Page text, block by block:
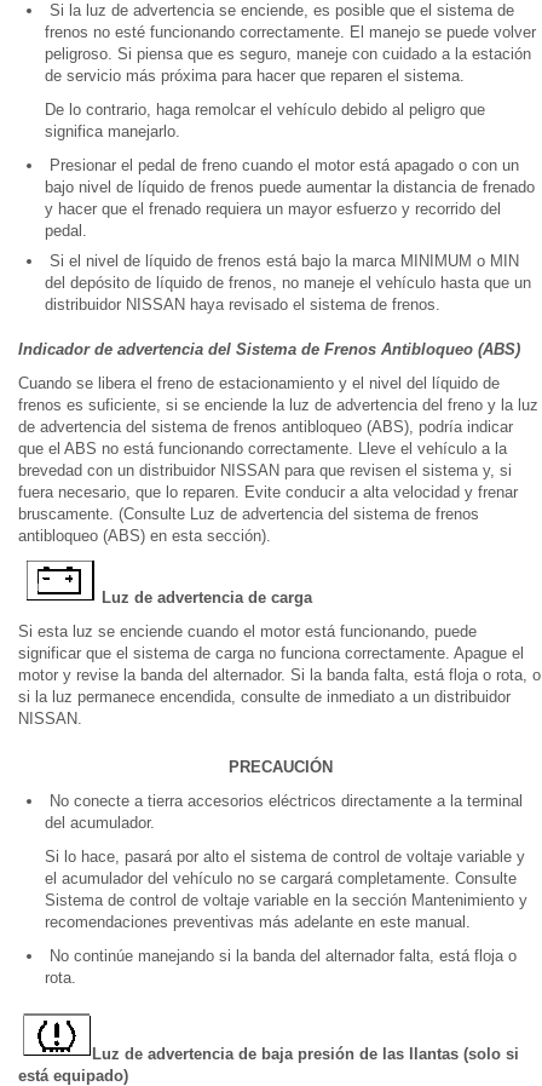
Si la luz de advertencia se enciende, es posible que el sistema de
frenos no esté funcionando correctamente. El manejo se puede volver
peligroso. Si piensa que es seguro, maneje con cuidado a la estación
de servicio más próxima para hacer que reparen el sistema.
De lo contrario, haga remolcar el vehículo debido al peligro que
significa manejarlo.
Presionar el pedal de freno cuando el motor está apagado o con un
bajo nivel de líquido de frenos puede aumentar la distancia de frenado
y hacer que el frenado requiera un mayor esfuerzo y recorrido del
pedal.
Si el nivel de líquido de frenos está bajo la marca MINIMUM o MIN
del depósito de líquido de frenos, no maneje el vehículo hasta que un
distribuidor NISSAN haya revisado el sistema de frenos.
Indicador de advertencia del Sistema de Frenos Antibloqueo (ABS)
Cuando se libera el freno de estacionamiento y el nivel del líquido de
frenos es suficiente, si se enciende la luz de advertencia del freno y la luz
de advertencia del sistema de frenos antibloqueo (ABS), podría indicar
que el ABS no está funcionando correctamente. Lleve el vehículo a la
brevedad con un distribuidor NISSAN para que revisen el sistema y, si
fuera necesario, que lo reparen. Evite conducir a alta velocidad y frenar
bruscamente. (Consulte Luz de advertencia del sistema de frenos
antibloqueo (ABS) en esta sección).
Luz de advertencia de carga
Si esta luz se enciende cuando el motor está funcionando, puede
significar que el sistema de carga no funciona correctamente. Apague el
motor y revise la banda del alternador. Si la banda falta, está floja o rota, o
si la luz permanece encendida, consulte de inmediato a un distribuidor
NISSAN.
PRECAUCIÓN
No conecte a tierra accesorios eléctricos directamente a la terminal
del acumulador.
Si lo hace, pasará por alto el sistema de control de voltaje variable y
el acumulador del vehículo no se cargará completamente. Consulte
Sistema de control de voltaje variable en la sección Mantenimiento y
recomendaciones preventivas más adelante en este manual.
No continúe manejando si la banda del alternador falta, está floja o
rota.
Luz de advertencia de baja presión de las llantas (solo si
está equipado)